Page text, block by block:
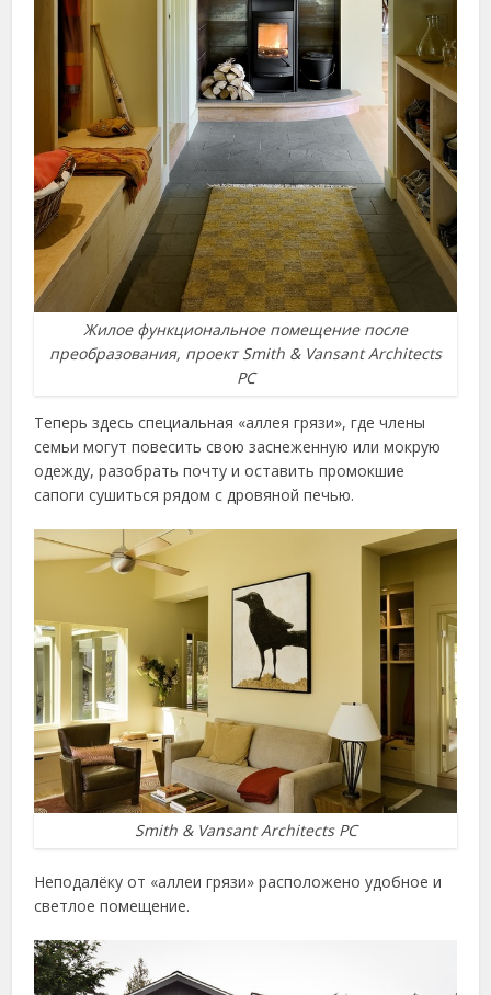
Жилое функциональное помещение после
преобразования, проект Smith & Vansant Architects
PC
Теперь здесь специальная «аллея грязи», где члены
семьи могут повесить свою заснеженную или мокрую
одежду, разобрать почту и оставить промокшие
сапоги сушиться рядом с дровяной печью.
Smith & Vansant Architects PC
Неподалёку от «аллеи грязи» расположено удобное и
светлое помещение.